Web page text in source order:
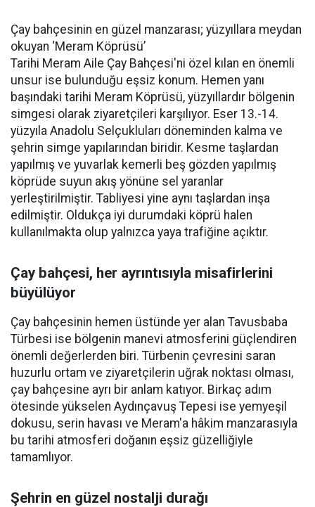
Çay bahçesinin en güzel manzarası; yüzyıllara meydan
okuyan ‘Meram Köprüsü’
Tarihi Meram Aile Çay Bahçesi'ni özel kılan en önemli
unsur ise bulunduğu eşsiz konum. Hemen yanı
başındaki tarihi Meram Köprüsü, yüzyıllardır bölgenin
simgesi olarak ziyaretçileri karşılıyor. Eser 13.-14.
yüzyıla Anadolu Selçukluları döneminden kalma ve
şehrin simge yapılarından biridir. Kesme taşlardan
yapılmış ve yuvarlak kemerli beş gözden yapılmış
köprüde suyun akış yönüne sel yaranlar
yerleştirilmiştir. Tabliyesi yine aynı taşlardan inşa
edilmiştir. Oldukça iyi durumdaki köprü halen
kullanılmakta olup yalnızca yaya trafiğine açıktır.
Çay bahçesi, her ayrıntısıyla misafirlerini
büyülüyor
Çay bahçesinin hemen üstünde yer alan Tavusbaba
Türbesi ise bölgenin manevi atmosferini güçlendiren
önemli değerlerden biri. Türbenin çevresini saran
huzurlu ortam ve ziyaretçilerin uğrak noktası olması,
çay bahçesine ayrı bir anlam katıyor. Birkaç adım
ötesinde yükselen Aydınçavuş Tepesi ise yemyeşil
dokusu, serin havası ve Meram'a hâkim manzarasıyla
bu tarihi atmosferi doğanın eşsiz güzelliğiyle
tamamlıyor.
Şehrin en güzel nostalji durağı